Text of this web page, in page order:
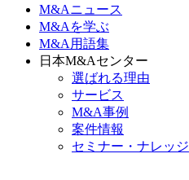
M&Aニュース
M&Aを学ぶ
M&A用語集
日本M&Aセンター
選ばれる理由
サービス
M&A事例
案件情報
セミナー・ナレッジ